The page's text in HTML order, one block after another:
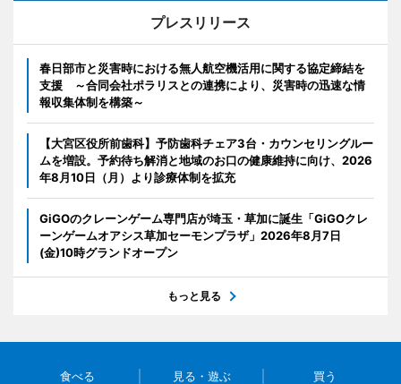
プレスリリース
春日部市と災害時における無人航空機活用に関する協定締結を
支援 ～合同会社ポラリスとの連携により、災害時の迅速な情
報収集体制を構築～
【大宮区役所前歯科】予防歯科チェア3台・カウンセリングルー
ムを増設。予約待ち解消と地域のお口の健康維持に向け、2026
年8月10日（月）より診療体制を拡充
GiGOのクレーンゲーム専門店が埼玉・草加に誕生「GiGOクレ
ーンゲームオアシス草加セーモンプラザ」2026年8月7日
(金)10時グランドオープン
もっと見る
食べる 見る・遊ぶ 買う